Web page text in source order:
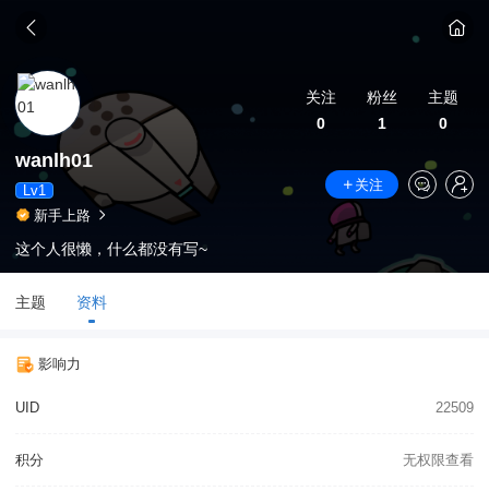
关注
0
粉丝
1
主题
0
wanlh01
Lv1
关注
新手上路
这个人很懒，什么都没有写~
主题 资料
影响力
UID 22509
积分 无权限查看